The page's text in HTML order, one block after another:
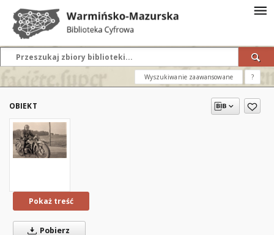
Wyszukiwanie zaawansowane ?
OBIEKT
Pokaż treść
Pobierz